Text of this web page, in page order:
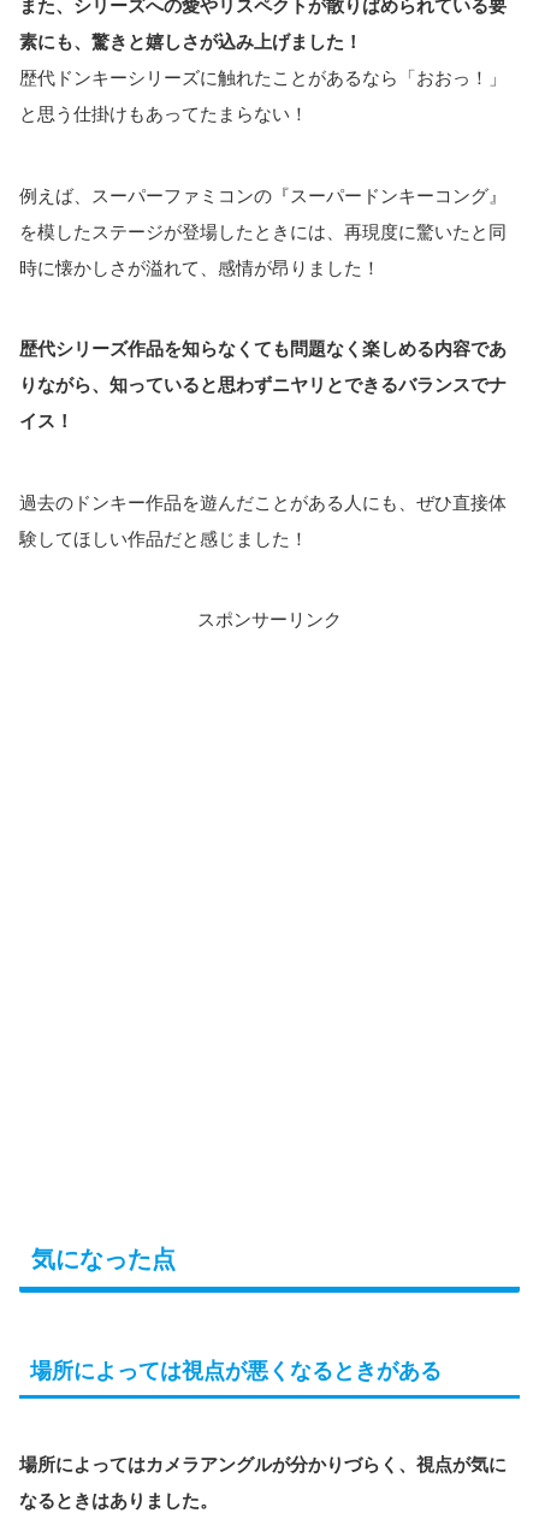
また、シリーズへの愛やリスペクトが散りばめられている要
素にも、驚きと嬉しさが込み上げました！
歴代ドンキーシリーズに触れたことがあるなら「おおっ！」
と思う仕掛けもあってたまらない！
例えば、スーパーファミコンの『スーパードンキーコング』
を模したステージが登場したときには、再現度に驚いたと同
時に懐かしさが溢れて、感情が昂りました！
歴代シリーズ作品を知らなくても問題なく楽しめる内容であ
りながら、知っていると思わずニヤリとできるバランスでナ
イス！
過去のドンキー作品を遊んだことがある人にも、ぜひ直接体
験してほしい作品だと感じました！
スポンサーリンク
気になった点
場所によっては視点が悪くなるときがある
場所によってはカメラアングルが分かりづらく、視点が気に
なるときはありました。